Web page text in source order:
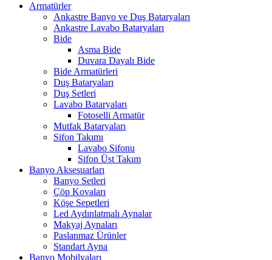
Armatürler
Ankastre Banyo ve Duş Bataryaları
Ankastre Lavabo Bataryaları
Bide
Asma Bide
Duvara Dayalı Bide
Bide Armatürleri
Duş Bataryaları
Duş Setleri
Lavabo Bataryaları
Fotoselli Armatür
Mutfak Bataryaları
Sifon Takımı
Lavabo Sifonu
Sifon Üst Takım
Banyo Aksesuarları
Banyo Setleri
Çöp Kovaları
Köşe Sepetleri
Led Aydınlatmalı Aynalar
Makyaj Aynaları
Paslanmaz Ürünler
Standart Ayna
Banyo Mobilyaları